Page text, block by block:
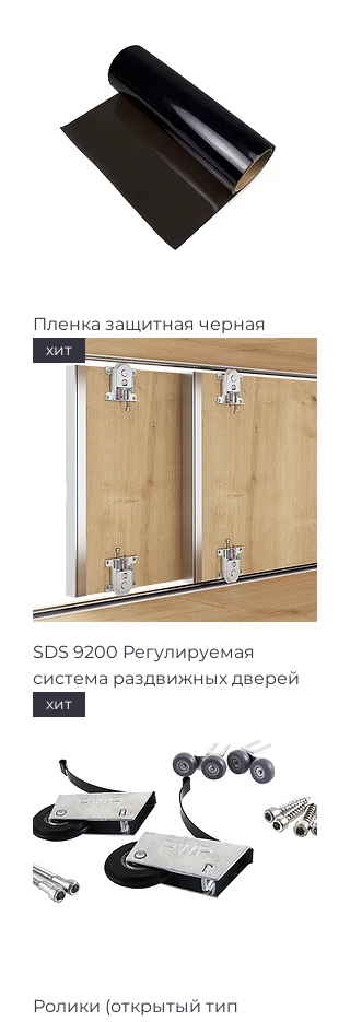
Пленка защитная черная
хит
SDS 9200 Регулируемая
система раздвижных дверей
хит
Ролики (открытый тип